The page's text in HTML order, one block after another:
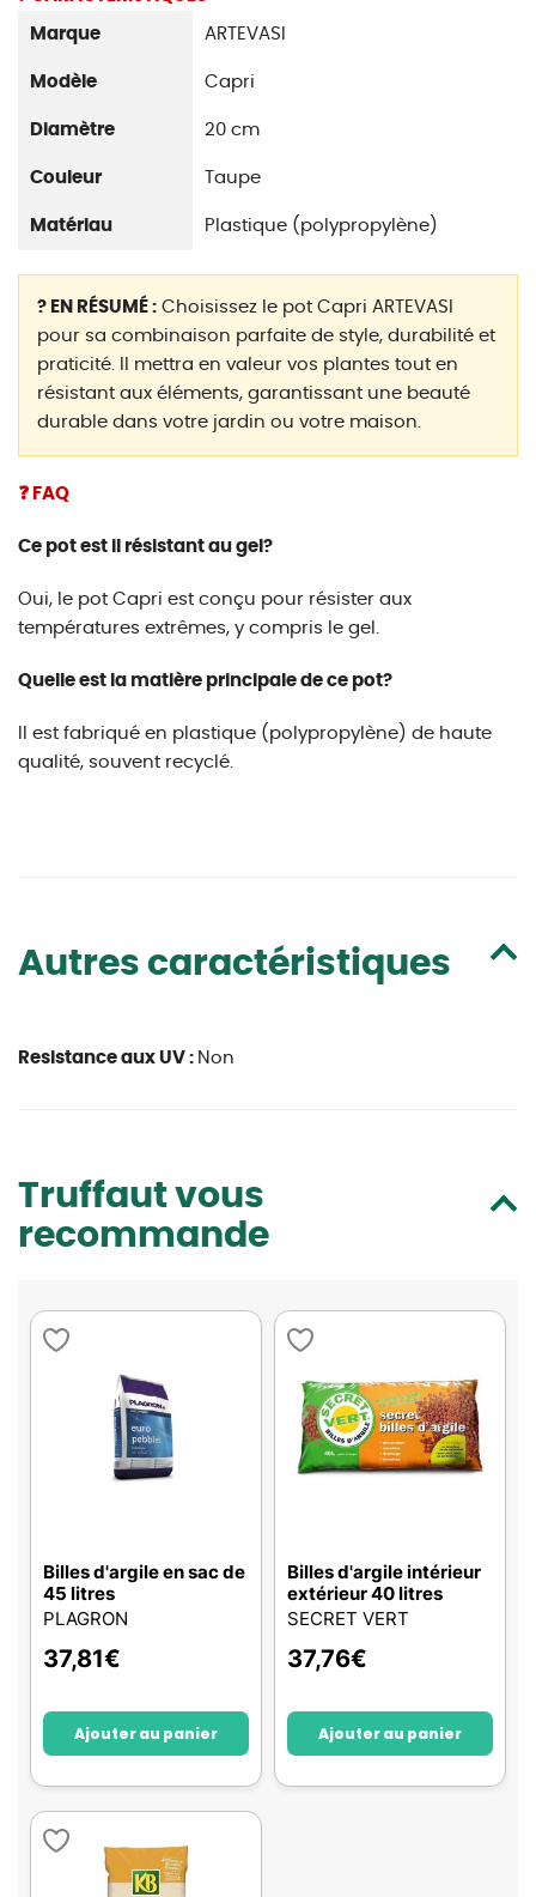
Marque ARTEVASI
Modèle Capri
Diamètre 20 cm
Couleur Taupe
Matériau Plastique (polypropylène)
? EN RÉSUMÉ : Choisissez le pot Capri ARTEVASI
pour sa combinaison parfaite de style, durabilité et
praticité. Il mettra en valeur vos plantes tout en
résistant aux éléments, garantissant une beauté
durable dans votre jardin ou votre maison.
❓ FAQ
Ce pot est il résistant au gel?
Oui, le pot Capri est conçu pour résister aux
températures extrêmes, y compris le gel.
Quelle est la matière principale de ce pot?
Il est fabriqué en plastique (polypropylène) de haute
qualité, souvent recyclé.
Autres caractéristiques
Resistance aux UV : Non
Truffaut vous
recommande
Billes d'argile en sac de
45 litres
PLAGRON
37,81€
Ajouter au panier
Billes d'argile intérieur
extérieur 40 litres
SECRET VERT
37,76€
Ajouter au panier